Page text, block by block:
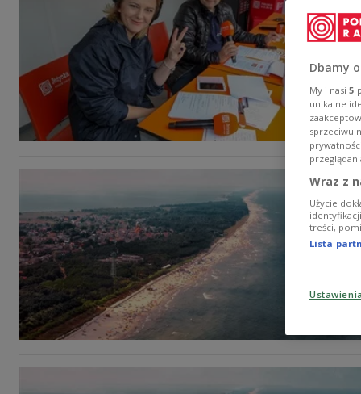
Dbamy
My i nasi 5
unikalne
sprzeciwu
Wraz z
Użycie
treści,
Lista